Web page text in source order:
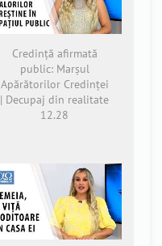
Credință afirmată
public: Marșul
Apărătorilor Credinței
| Decupaj din realitate
12.28